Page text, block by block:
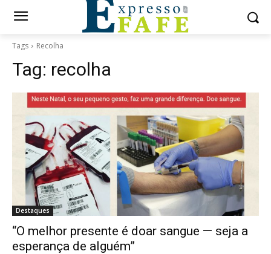
Tags Recolha
Tag: recolha
Destaques
“O melhor presente é doar sangue — seja a
esperança de alguém”